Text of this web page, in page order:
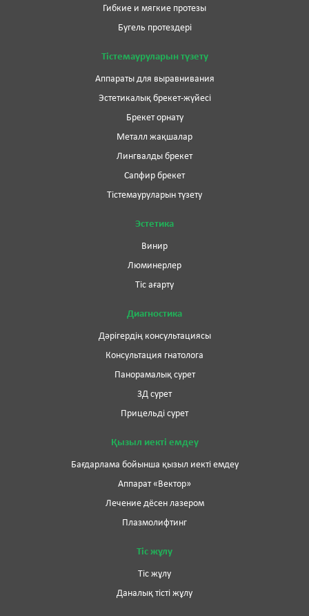
Гибкие и мягкие протезы
Бугель протездері
Тістемауруларын түзету
Аппараты для выравнивания
Эстетикалық брекет-жүйесі
Брекет орнату
Металл жақшалар
Лингвалды брекет
Сапфир брекет
Тістемауруларын түзету
Эстетика
Винир
Люминерлер
Тіс ағарту
Диагностика
Дәрігердің консультациясы
Консультация гнатолога
Панорамалық сурет
3Д сурет
Прицельді сурет
Қызыл иекті емдеу
Бағдарлама бойынша қызыл иекті емдеу
Аппарат «Вектор»
Лечение дёсен лазером
Плазмолифтинг
Тіс жұлу
Тіс жұлу
Даналық тісті жұлу